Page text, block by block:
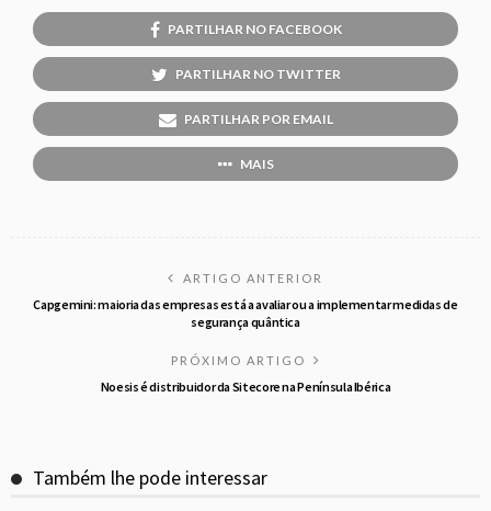
PARTILHAR NO FACEBOOK
PARTILHAR NO TWITTER
PARTILHAR POR EMAIL
MAIS
ARTIGO ANTERIOR
Capgemini: maioria das empresas está a avaliar ou a implementar medidas de
segurança quântica
PRÓXIMO ARTIGO
Noesis é distribuidor da Sitecore na Península Ibérica
Também lhe pode interessar